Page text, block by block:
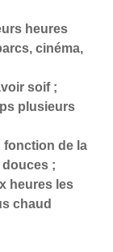
heures
cinéma,
soif ;
plusieurs
fonction de la
;
heures les
chaud